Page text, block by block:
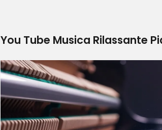
You Tube Musica Rilassante